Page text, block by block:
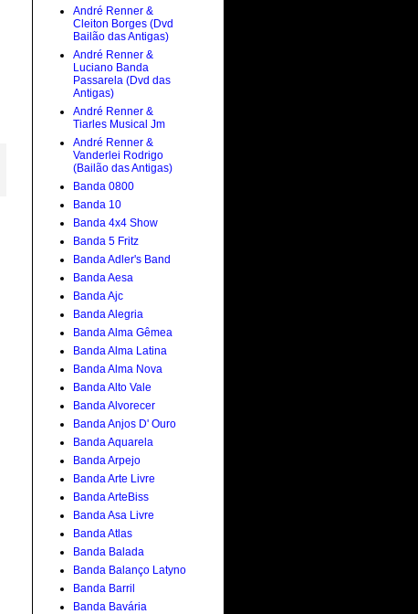
André Renner &
Cleiton Borges (Dvd
Bailão das Antigas)
André Renner &
Luciano Banda
Passarela (Dvd das
Antigas)
André Renner &
Tiarles Musical Jm
André Renner &
Vanderlei Rodrigo
(Bailão das Antigas)
Banda 0800
Banda 10
Banda 4x4 Show
Banda 5 Fritz
Banda Adler's Band
Banda Aesa
Banda Ajc
Banda Alegria
Banda Alma Gêmea
Banda Alma Latina
Banda Alma Nova
Banda Alto Vale
Banda Alvorecer
Banda Anjos D' Ouro
Banda Aquarela
Banda Arpejo
Banda Arte Livre
Banda ArteBiss
Banda Asa Livre
Banda Atlas
Banda Balada
Banda Balanço Latyno
Banda Barril
Banda Bavária